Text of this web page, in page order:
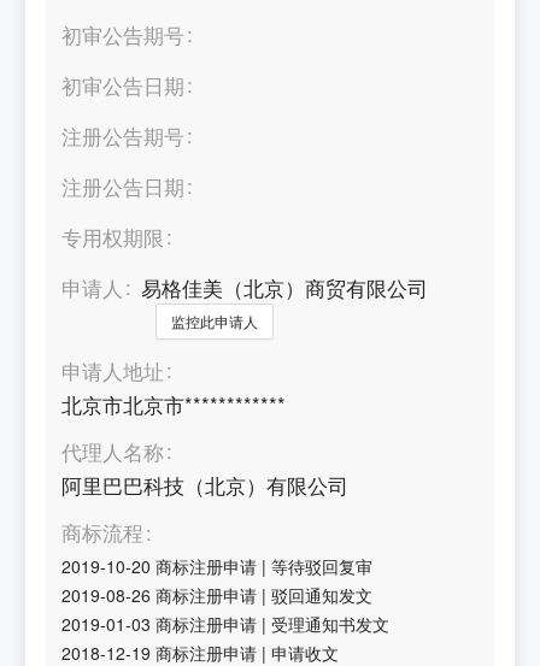
初审公告期号
初审公告日期
注册公告期号
注册公告日期
专用权期限
申请人
易格佳美（北京）商贸有限公司
监控此申请人
申请人地址
北京市北京市************
代理人名称
阿里巴巴科技（北京）有限公司
商标流程
2019-10-20 商标注册申请 |等待驳回复审
2019-08-26 商标注册申请 |驳回通知发文
2019-01-03 商标注册申请 |受理通知书发文
2018-12-19 商标注册申请 |申请收文